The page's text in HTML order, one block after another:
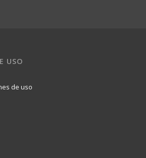
USO
de uso